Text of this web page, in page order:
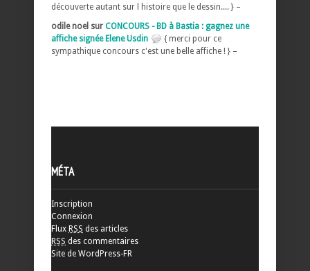
découverte autant sur l histoire que le dessin.... } –
odile noel sur CONCOURS - BD à Bastia : gagnez une
affiche signée Elene Usdin
{ merci pour ce
sympathique concours c'est une belle affiche ! } –
MÉTA
Inscription
Connexion
Flux RSS des articles
RSS des commentaires
Site de WordPress-FR